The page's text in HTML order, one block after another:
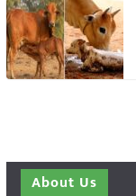
About Us